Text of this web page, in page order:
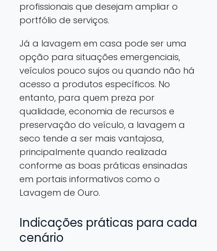
profissionais que desejam ampliar o
portfólio de serviços.
Já a lavagem em casa pode ser uma
opção para situações emergenciais,
veículos pouco sujos ou quando não há
acesso a produtos específicos. No
entanto, para quem preza por
qualidade, economia de recursos e
preservação do veículo, a lavagem a
seco tende a ser mais vantajosa,
principalmente quando realizada
conforme as boas práticas ensinadas
em portais informativos como o
Lavagem de Ouro.
Indicações práticas para cada
cenário